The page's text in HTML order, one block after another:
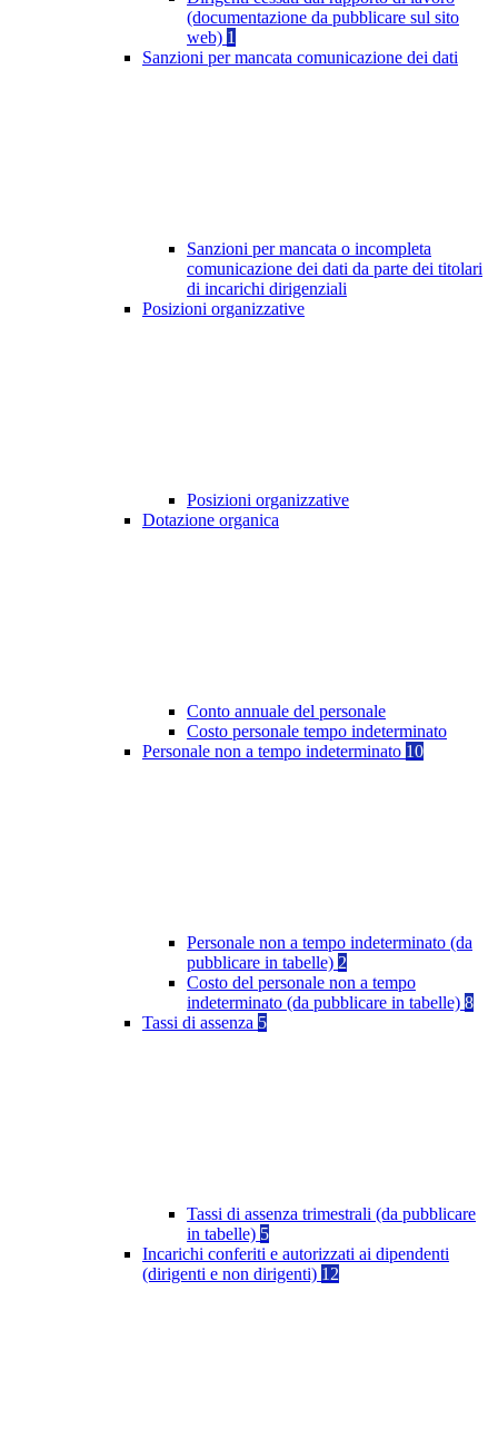
(documentazione da pubblicare sul sito
web) 1
Sanzioni per mancata comunicazione dei dati
Sanzioni per mancata o incompleta
comunicazione dei dati da parte dei titolari
di incarichi dirigenziali
Posizioni organizzative
Posizioni organizzative
Dotazione organica
Conto annuale del personale
Costo personale tempo indeterminato
Personale non a tempo indeterminato 10
Personale non a tempo indeterminato (da
pubblicare in tabelle) 2
Costo del personale non a tempo
indeterminato (da pubblicare in tabelle) 8
Tassi di assenza 5
Tassi di assenza trimestrali (da pubblicare
in tabelle) 5
Incarichi conferiti e autorizzati ai dipendenti
(dirigenti e non dirigenti) 12